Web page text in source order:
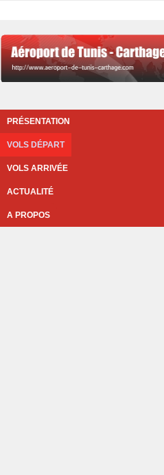
PRÉSENTATION
VOLS DÉPART
VOLS ARRIVÉE
ACTUALITÉ
A PROPOS